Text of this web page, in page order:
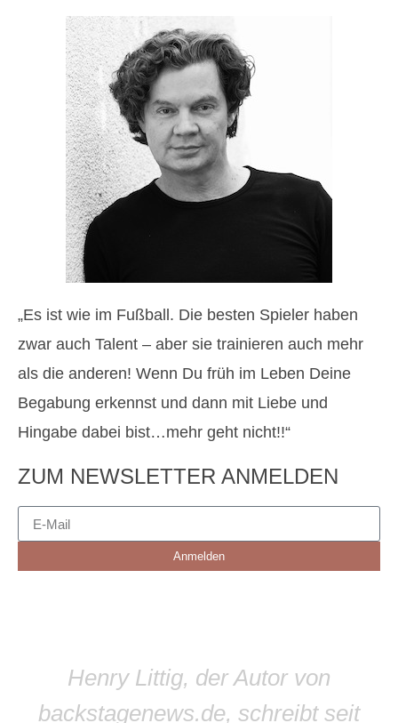
„Es ist wie im Fußball. Die besten Spieler haben
zwar auch Talent – aber sie trainieren auch mehr
als die anderen! Wenn Du früh im Leben Deine
Begabung erkennst und dann mit Liebe und
Hingabe dabei bist…mehr geht nicht!!“
ZUM NEWSLETTER ANMELDEN
Anmelden
Henry Littig, der Autor von
backstagenews.de, schreibt seit